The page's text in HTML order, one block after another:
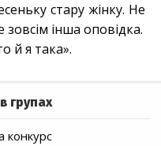
стару жінку. Не
інша оповідка.
й я така».
групах
конкурс